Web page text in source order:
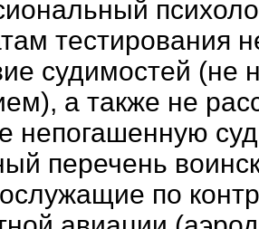
тестирования
судимостей (не
а также не
непогашенную
перечень
по